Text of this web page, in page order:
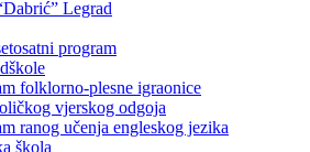
Legrad
program
folklorno-plesne igraonice
vjerskog odgoja
ranog učenja engleskog jezika
škola